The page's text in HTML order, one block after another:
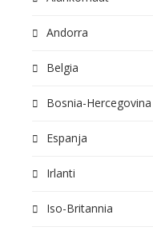
Andorra
Belgia
Bosnia-Hercegovina
Espanja
Irlanti
Iso-Britannia